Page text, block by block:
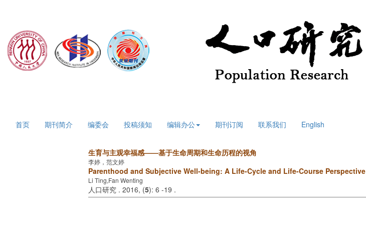
首页 期刊简介 编委会 投稿须知 编辑办公 期刊订阅 联系我们 English
生育与主观幸福感——基于生命周期和生命历程的视角
李婷，范文婷
Parenthood and Subjective Well-being: A Life-Cycle and Life-Course Perspective
Li Ting,Fan Wenting
人口研究 . 2016, (5): 6 -19 .